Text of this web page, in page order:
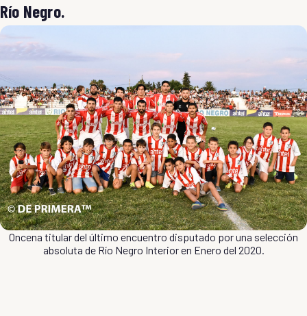
Río Negro.
Oncena titular del último encuentro disputado por una selección
absoluta de Río Negro Interior en Enero del 2020.